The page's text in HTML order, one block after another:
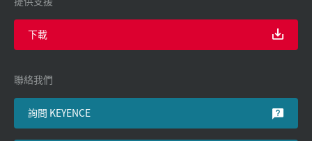
下載
聯絡我們
詢問 KEYENCE